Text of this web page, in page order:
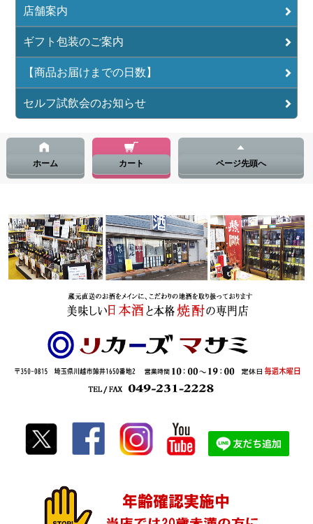
店舗案内
ギフト包装のご案内
【商品お届けまでの日数】
セルフ試飲会のお知らせ
ホーム カート ページ先頭へ